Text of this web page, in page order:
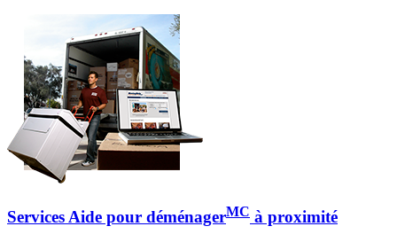
Services Aide pour déménagerMC à proximité